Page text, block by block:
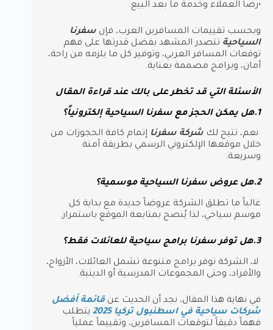
•رضا العملاء وخدمة ما بعد البيع.
وبحسب تقييمات المسافرين العرب، فإن سفرنا
السياحية تتصدر المشهد بفضل قدرتها على فهم
توقعات المسافر العربي، وتوفير كل ما يلزمه من راحة،
أمان، وبرامج مصممة بعناية.
الأسئلة التي قد تخطر على بالك عند قراءة المقال
1.هل يمكن الحجز مع سفرنا السياحية إلكترونياً؟
نعم، تتيح لك شركة سفرنا إتمام كافة الحجوزات من
خلال موقعها الإلكتروني الرسمي بطريقة آمنة
وسريعة.
2.هل عروض سفرنا السياحية موسمية؟
غالباً ما تطلق الشركة عروضاً جديدة مع بداية كل
موسم سياحي، لذا يُنصح بمتابعة الموقع باستمرار.
3.هل توفر سفرنا برامج سياحية للعائلات فقط؟
لا، الشركة توفر برامج متنوعة تشمل العائلات، الأزواج،
والأفراد، وحتى المجموعات المدرسية أو الدينية.
في نهاية هذا المقال، نجد أن الحديث عن قائمة أفضل
شركات سياحية في اسطنبول تركيا 2025
يتطلب
فهماً دقيقاً لتوقعات المسافرين، وتقييماً عملياً